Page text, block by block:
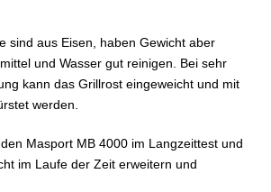
sind aus Eisen, haben Gewicht aber
und Wasser gut reinigen. Bei sehr
kann das Grillrost eingeweicht und mit
werden.
Masport MB 4000 im Langzeittest und
im Laufe der Zeit erweitern und